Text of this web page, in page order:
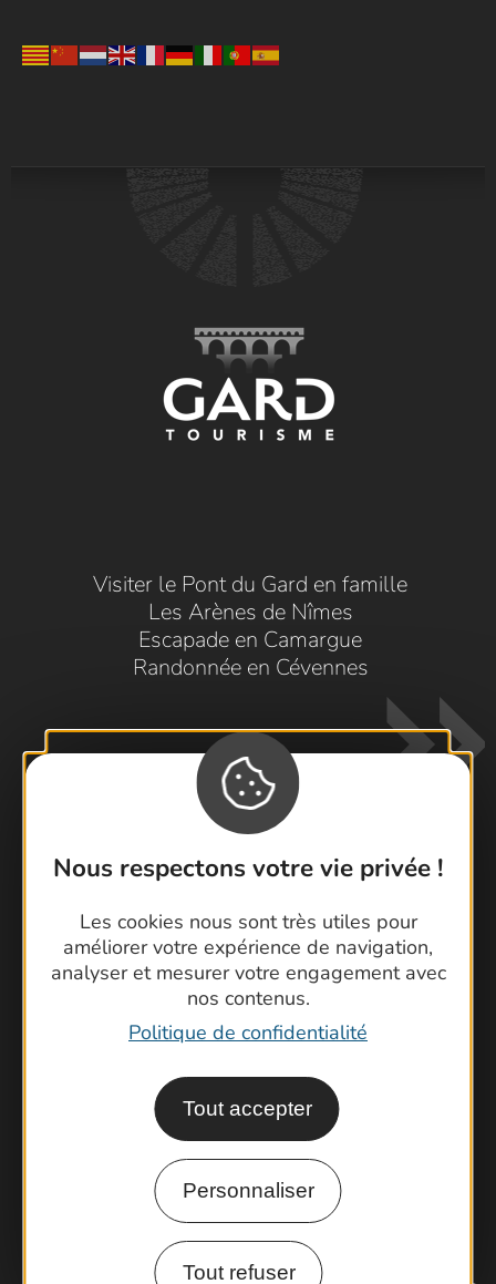
Nous respectons votre vie privée !
Les cookies nous sont très utiles pour
améliorer votre expérience de navigation,
analyser et mesurer votre engagement avec
nos contenus.
Politique de confidentialité
Tout accepter
Personnaliser
Tout refuser
Visiter le Pont du Gard en famille
Les Arènes de Nîmes
Escapade en Camargue
Randonnée en Cévennes
Foire aux questions
Brochures
Cartoguides et Topoguides
Latitude Gard